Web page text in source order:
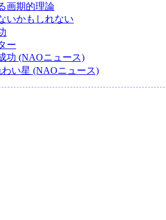
画期的理論
いかもしれない
ー
功 (NAOニュース)
い星 (NAOニュース)